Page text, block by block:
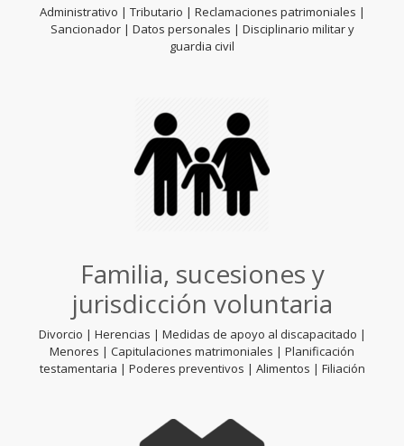
Administrativo | Tributario | Reclamaciones patrimoniales |
Sancionador | Datos personales | Disciplinario militar y
guardia civil
Familia, sucesiones y
jurisdicción voluntaria
Divorcio | Herencias | Medidas de apoyo al discapacitado |
Menores | Capitulaciones matrimoniales | Planificación
testamentaria | Poderes preventivos | Alimentos | Filiación